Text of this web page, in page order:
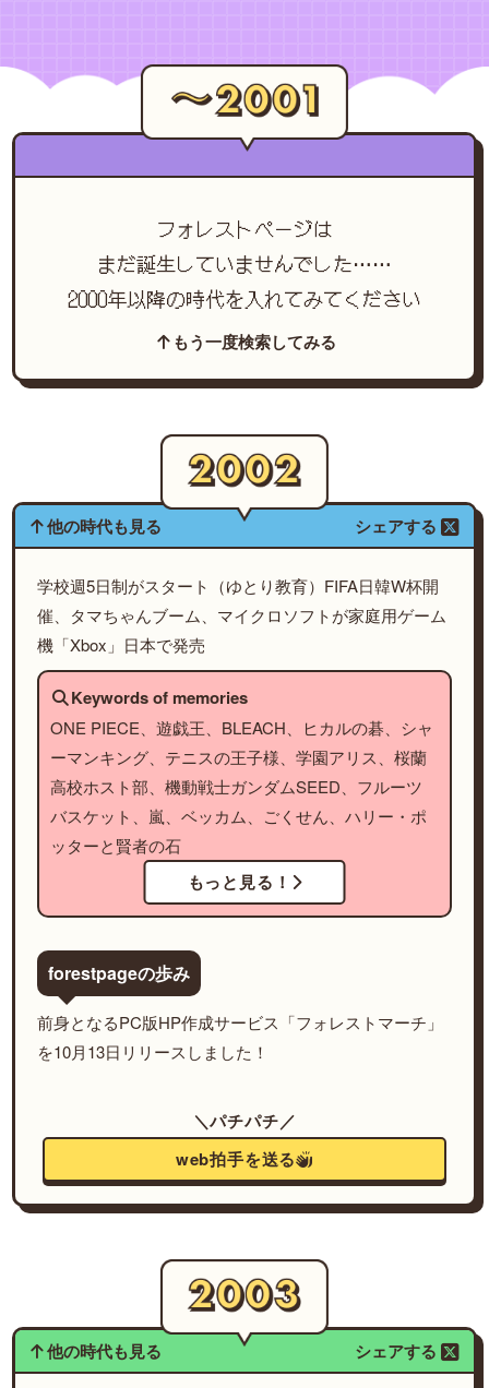
フォレストページは
まだ誕生していませんでした……
2000年以降の時代を入れてみてください
もう一度検索してみる
他の時代も見る シェアする
学校週5日制がスタート（ゆとり教育）FIFA日韓W杯開
催、タマちゃんブーム、マイクロソフトが家庭用ゲーム
機「Xbox」日本で発売
Keywords of memories
ONE PIECE、遊戯王、BLEACH、ヒカルの碁、シャ
ーマンキング、テニスの王子様、学園アリス、桜蘭
高校ホスト部、機動戦士ガンダムSEED、フルーツ
バスケット、嵐、ベッカム、ごくせん、ハリー・ポ
ッターと賢者の石
もっと見る！
forestpageの歩み
前身となるPC版HP作成サービス「フォレストマーチ」
を10月13日リリースしました！
＼パチパチ／
web拍手を送る
他の時代も見る シェアする